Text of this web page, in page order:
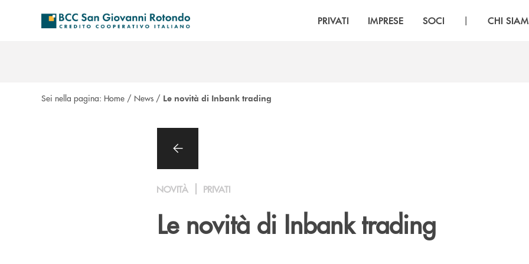
PRIVATI IMPRESE SOCI | CHI
Sei nella pagina: Home / News / Le novità di Inbank trading
NOVITÀ PRIVATI
Le novità di Inbank trading